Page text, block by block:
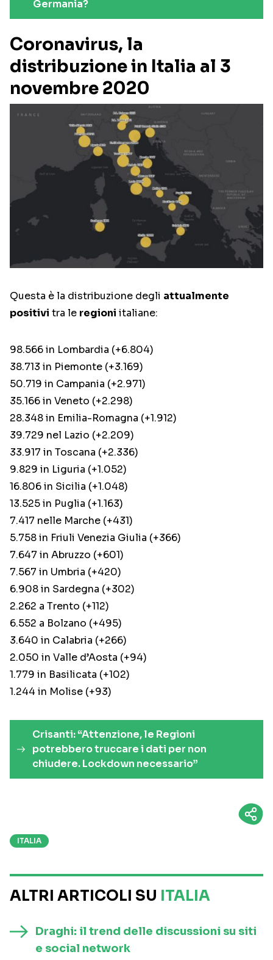
Germania?
Coronavirus, la
distribuzione in Italia al 3
novembre 2020
Questa è la distribuzione degli attualmente
positivi tra le regioni italiane:
98.566 in Lombardia (+6.804)
38.713 in Piemonte (+3.169)
50.719 in Campania (+2.971)
35.166 in Veneto (+2.298)
28.348 in Emilia-Romagna (+1.912)
39.729 nel Lazio (+2.209)
33.917 in Toscana (+2.336)
9.829 in Liguria (+1.052)
16.806 in Sicilia (+1.048)
13.525 in Puglia (+1.163)
7.417 nelle Marche (+431)
5.758 in Friuli Venezia Giulia (+366)
7.647 in Abruzzo (+601)
7.567 in Umbria (+420)
6.908 in Sardegna (+302)
2.262 a Trento (+112)
6.552 a Bolzano (+495)
3.640 in Calabria (+266)
2.050 in Valle d’Aosta (+94)
1.779 in Basilicata (+102)
1.244 in Molise (+93)
Crisanti: “Attenzione, le Regioni
potrebbero truccare i dati per non
chiudere. Lockdown necessario”
ITALIA
ALTRI ARTICOLI SU ITALIA
Draghi: il trend delle discussioni su siti
e social network